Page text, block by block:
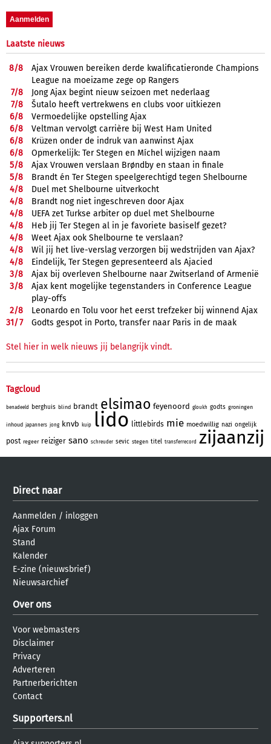
Laatste nieuws
8/8
Ajax Vrouwen bereiken derde kwalificatieronde Champions
League na moeizame zege op Rangers
7/8
Jong Ajax begint nieuw seizoen met nederlaag
7/8
Šutalo heeft vertrekwens en clubs voor uitkiezen
6/8
Vermoedelijke opstelling Ajax
6/8
Veltman vervolgt carrière bij West Ham United
6/8
Krüzen onder de indruk van aanwinst Ajax
6/8
Opmerkelijk: Ter Stegen en Míchel wijzigen naam
5/8
Ajax Vrouwen verslaan Brøndby en staan in finale
5/8
Brandt én Ter Stegen speelgerechtigd tegen Shelbourne
4/8
Duel met Shelbourne uitverkocht
4/8
Brandt nog niet ingeschreven door Ajax
4/8
UEFA zet Turkse arbiter op duel met Shelbourne
4/8
Heb jij Ter Stegen al in je favoriete basiself gezet?
4/8
Weet Ajax ook Shelbourne te verslaan?
4/8
Wil jij het live-verslag verzorgen bij wedstrijden van Ajax?
4/8
Eindelijk, Ter Stegen gepresenteerd als Ajacied
3/8
Ajax bij overleven Shelbourne naar Zwitserland of Armenië
3/8
Ajax kent mogelijke tegenstanders in Conference League
play-offs
2/8
Leonardo en Tolu voor het eerst trefzeker bij winnend Ajax
31/7 Godts gespot in Porto, transfer naar Paris in de maak
Stel hier in welk nieuws jij belangrijk vindt.
Tagcloud
benadeeld berghuis blind brandt elsimao feyenoord gloukh godts groningen
inhoud japanners jong knvb kuip lido littlebirds mie moedwillig nazi ongelijk
post regeer reiziger sano schreuder sevic stegen titel transferrecord zijaanzij
Direct naar
Aanmelden / inloggen
Ajax Forum
Stand
Kalender
E-zine (nieuwsbrief)
Nieuwsarchief
Over ons
Voor webmasters
Disclaimer
Privacy
Adverteren
Partnerberichten
Contact
Supporters.nl